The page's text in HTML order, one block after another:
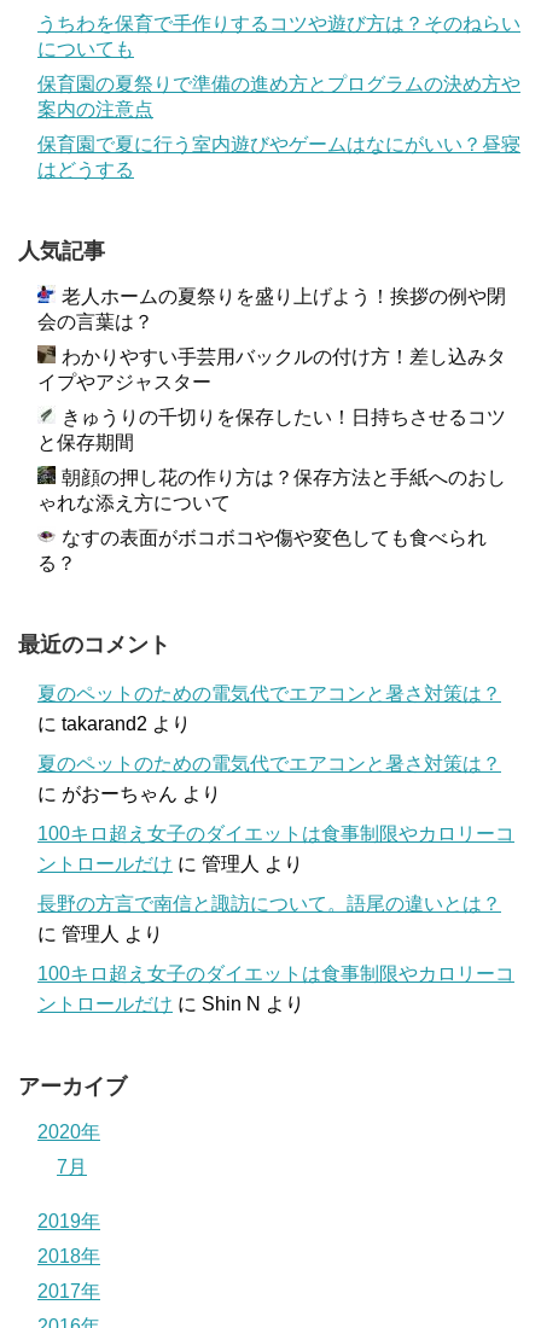
うちわを保育で手作りするコツや遊び方は？そのねらい
についても
保育園の夏祭りで準備の進め方とプログラムの決め方や
案内の注意点
保育園で夏に行う室内遊びやゲームはなにがいい？昼寝
はどうする
人気記事
老人ホームの夏祭りを盛り上げよう！挨拶の例や閉
会の言葉は？
わかりやすい手芸用バックルの付け方！差し込みタ
イプやアジャスター
きゅうりの千切りを保存したい！日持ちさせるコツ
と保存期間
朝顔の押し花の作り方は？保存方法と手紙へのおし
ゃれな添え方について
なすの表面がボコボコや傷や変色しても食べられ
る？
最近のコメント
夏のペットのための電気代でエアコンと暑さ対策は？
に takarand2 より
夏のペットのための電気代でエアコンと暑さ対策は？
に がおーちゃん より
100キロ超え女子のダイエットは食事制限やカロリーコ
ントロールだけ に 管理人 より
長野の方言で南信と諏訪について。語尾の違いとは？
に 管理人 より
100キロ超え女子のダイエットは食事制限やカロリーコ
ントロールだけ に Shin N より
アーカイブ
2020年
7月
2019年
2018年
2017年